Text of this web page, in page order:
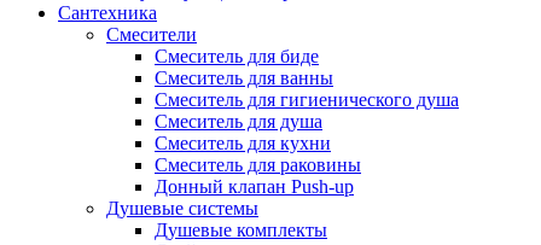
Сантехника
Смесители
Смеситель для биде
Смеситель для ванны
Смеситель для гигиенического душа
Смеситель для душа
Смеситель для кухни
Смеситель для раковины
Донный клапан Push-up
Душевые системы
Душевые комплекты